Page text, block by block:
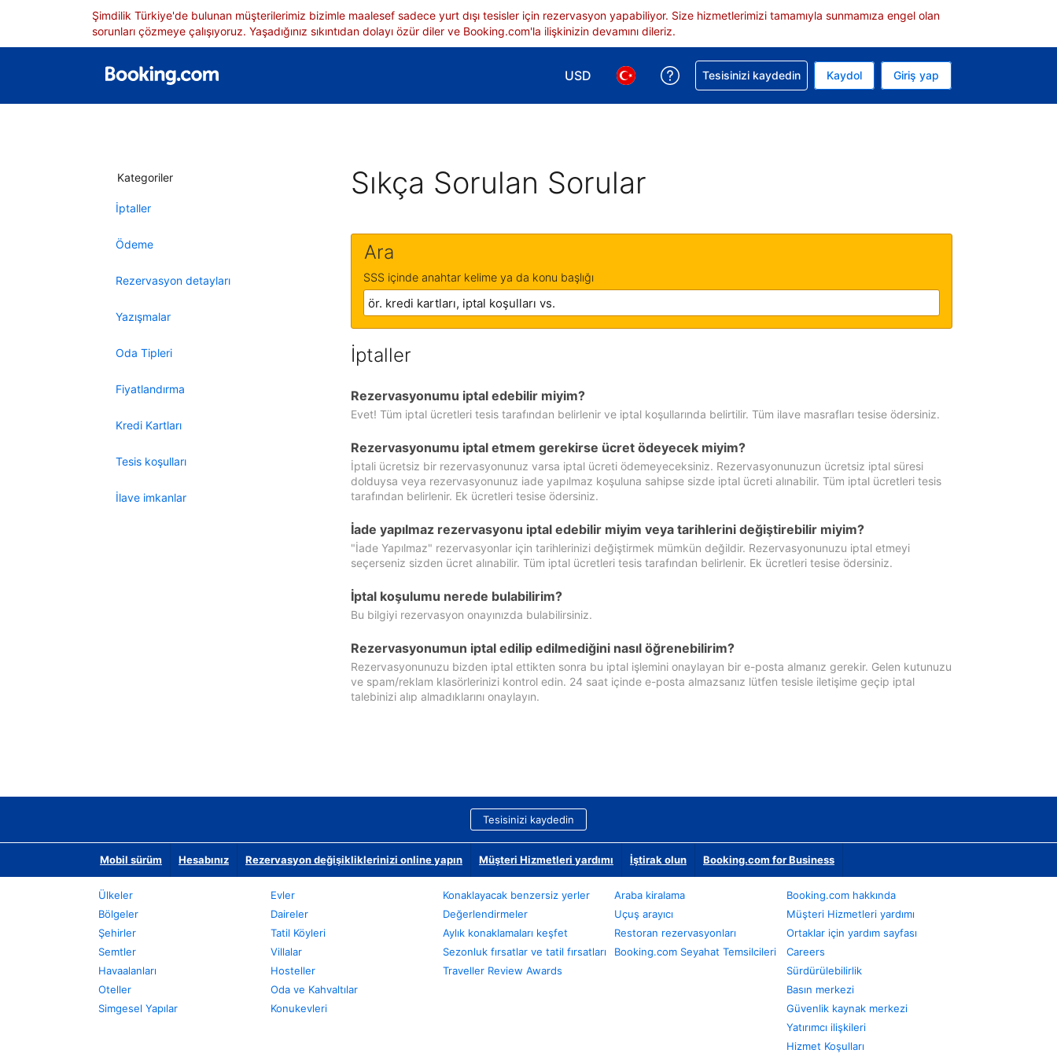
Şimdilik Türkiye'de bulunan müşterilerimiz bizimle maalesef sadece yurt dışı tesisler için rezervasyon yapabiliyor. Size hizmetlerimizi tamamıyla sunmamıza engel olan
sorunları çözmeye çalışıyoruz. Yaşadığınız sıkıntıdan dolayı özür diler ve Booking.com'la ilişkinizin devamını dileriz.
USD
Para birimi seçimi yap. Mevcut para biriminiz ABD doları
Dil seçimi yap. Mevcut diliniz Türkçe
Rezervasyonunuzla ilgili yardım alın
Tesisinizi kaydedin Kaydol Giriş yap
Kategoriler
İptaller
Ödeme
Rezervasyon detayları
Yazışmalar
Oda Tipleri
Fiyatlandırma
Kredi Kartları
Tesis koşulları
İlave imkanlar
Sıkça Sorulan Sorular
Ara
SSS içinde anahtar kelime ya da konu başlığı
İptaller
Rezervasyonumu iptal edebilir miyim?
Evet! Tüm iptal ücretleri tesis tarafından belirlenir ve iptal koşullarında belirtilir. Tüm ilave masrafları tesise ödersiniz.
Rezervasyonumu iptal etmem gerekirse ücret ödeyecek miyim?
İptali ücretsiz bir rezervasyonunuz varsa iptal ücreti ödemeyeceksiniz. Rezervasyonunuzun ücretsiz iptal süresi
dolduysa veya rezervasyonunuz iade yapılmaz koşuluna sahipse sizde iptal ücreti alınabilir. Tüm iptal ücretleri tesis
tarafından belirlenir. Ek ücretleri tesise ödersiniz.
İade yapılmaz rezervasyonu iptal edebilir miyim veya tarihlerini değiştirebilir miyim?
"İade Yapılmaz" rezervasyonlar için tarihlerinizi değiştirmek mümkün değildir. Rezervasyonunuzu iptal etmeyi
seçerseniz sizden ücret alınabilir. Tüm iptal ücretleri tesis tarafından belirlenir. Ek ücretleri tesise ödersiniz.
İptal koşulumu nerede bulabilirim?
Bu bilgiyi rezervasyon onayınızda bulabilirsiniz.
Rezervasyonumun iptal edilip edilmediğini nasıl öğrenebilirim?
Rezervasyonunuzu bizden iptal ettikten sonra bu iptal işlemini onaylayan bir e-posta almanız gerekir. Gelen kutunuzu
ve spam/reklam klasörlerinizi kontrol edin. 24 saat içinde e-posta almazsanız lütfen tesisle iletişime geçip iptal
talebinizi alıp almadıklarını onaylayın.
Tesisinizi kaydedin
Mobil sürüm Hesabınız Rezervasyon değişikliklerinizi online yapın Müşteri Hizmetleri yardımı İştirak olun Booking.com for Business
Ülkeler
Bölgeler
Şehirler
Semtler
Havaalanları
Oteller
Simgesel Yapılar
Evler
Daireler
Tatil Köyleri
Villalar
Hosteller
Oda ve Kahvaltılar
Konukevleri
Konaklayacak benzersiz yerler
Değerlendirmeler
Aylık konaklamaları keşfet
Sezonluk fırsatlar ve tatil fırsatları
Traveller Review Awards
Araba kiralama
Uçuş arayıcı
Restoran rezervasyonları
Booking.com Seyahat Temsilcileri
Booking.com hakkında
Müşteri Hizmetleri yardımı
Ortaklar için yardım sayfası
Careers
Sürdürülebilirlik
Basın merkezi
Güvenlik kaynak merkezi
Yatırımcı ilişkileri
Hizmet Koşulları